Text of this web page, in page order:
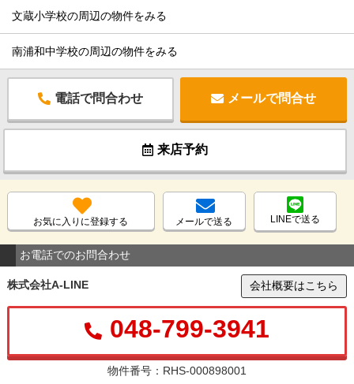
文蔵小学校の周辺の物件をみる
南浦和中学校の周辺の物件をみる
電話で問合わせ メールで問合せ
来店予約
お気に入りに登録する メールで送る LINEで送る
お電話でのお問合わせ
株式会社A-LINE 会社概要はこちら
048-799-3941
物件番号：RHS-000898001